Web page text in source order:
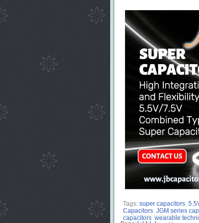
Tags: super capacitors
Capacitors JGM series
capacitors wearable